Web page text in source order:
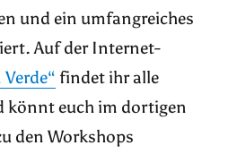
und ein umfangreiches
Auf der Internet-
findet ihr alle
euch im dortigen
den Workshops